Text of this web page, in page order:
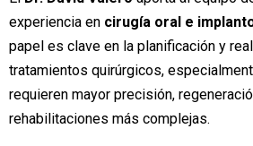
experiencia en cirugía oral e
papel es clave en la planificación y
tratamientos quirúrgicos,
requieren mayor precisión,
rehabilitaciones más complejas.